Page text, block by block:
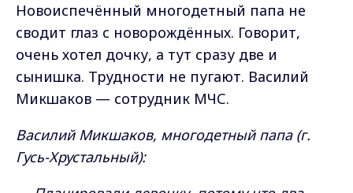
Новоиспечённый многодетный папа не
сводит глаз с новорождённых. Говорит,
очень хотел дочку, а тут сразу две и
сынишка. Трудности не пугают. Василий
Микшаков — сотрудник МЧС.
Василий Микшаков, многодетный папа (г.
Гусь-Хрустальный):